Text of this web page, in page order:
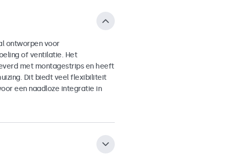
ontworpen voor
of ventilatie. Het
met montagestrips en heeft
Dit biedt veel flexibiliteit
een naadloze integratie in